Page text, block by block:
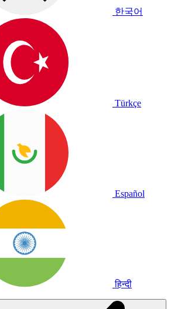
한국어
Türkçe
Español
हिन्दी